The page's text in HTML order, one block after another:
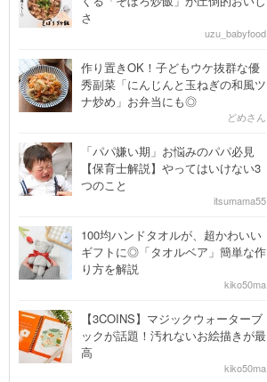
さ
uzu_babyfood
作り置きOK！子どもウケ抜群な優
秀副菜「にんじんと玉ねぎの和風ツ
ナ炒め」お弁当にも◎
どめさん
「パパ嫌い期」お悩みのパパ必見
【保育士解説】やってはいけない3
つのこと
itsumama55
100均ハンドタオルが、超かわいい
ギフトに◎「タオルベア」簡単な作
り方を解説
kiko50ma
【3COINS】マジックウォーターブ
ックが話題！汚れないお絵描きが最
高
kiko50ma